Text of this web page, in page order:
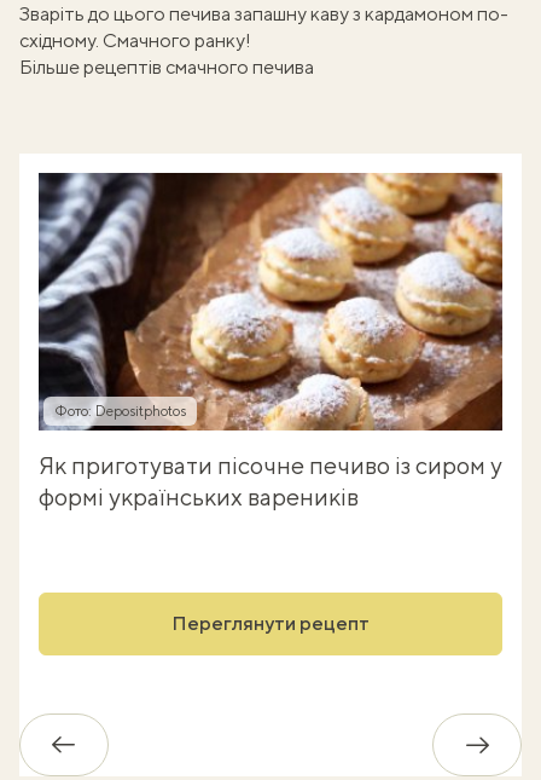
Зваріть до цього печива запашнукаву з кардамоном по-
східному. Смачного ранку!
Більше рецептів смачного печива
Фото: Depositphotos
Як приготувати пісочне печиво із сиром у
формі українських вареників
Переглянути рецепт
Назад